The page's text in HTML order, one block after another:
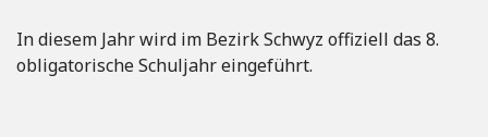
In diesem Jahr wird im Bezirk Schwyz offiziell das 8.
obligatorische Schuljahr eingeführt.